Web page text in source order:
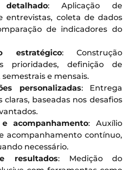
: Aplicação de
entrevistas, coleta de dados
de indicadores do
estratégico: Construção
prioridades, definição de
e mensais.
personalizadas: Entrega
claras, baseadas nos desafios
acompanhamento: Auxílio
acompanhamento contínuo,
necessário.
resultados: Medição do